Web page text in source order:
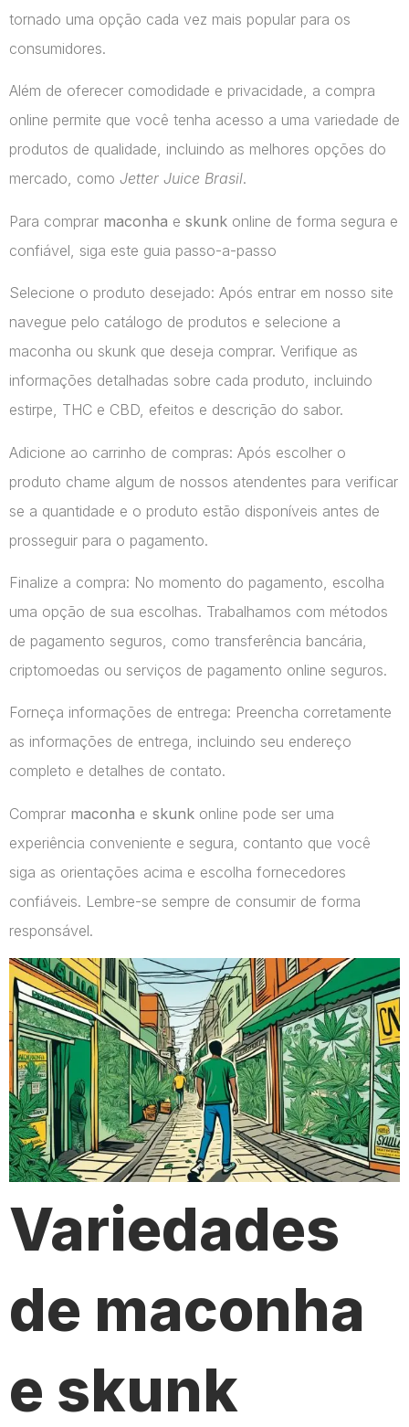
tornado uma opção cada vez mais popular para os
consumidores.
Além de oferecer comodidade e privacidade, a compra
online permite que você tenha acesso a uma variedade de
produtos de qualidade, incluindo as melhores opções do
mercado, como Jetter Juice Brasil.
Para comprar maconha e skunk online de forma segura e
confiável, siga este guia passo-a-passo
Selecione o produto desejado: Após entrar em nosso site
navegue pelo catálogo de produtos e selecione a
maconha ou skunk que deseja comprar. Verifique as
informações detalhadas sobre cada produto, incluindo
estirpe, THC e CBD, efeitos e descrição do sabor.
Adicione ao carrinho de compras: Após escolher o
produto chame algum de nossos atendentes para verificar
se a quantidade e o produto estão disponíveis antes de
prosseguir para o pagamento.
Finalize a compra: No momento do pagamento, escolha
uma opção de sua escolhas. Trabalhamos com métodos
de pagamento seguros, como transferência bancária,
criptomoedas ou serviços de pagamento online seguros.
Forneça informações de entrega: Preencha corretamente
as informações de entrega, incluindo seu endereço
completo e detalhes de contato.
Comprar maconha e skunk online pode ser uma
experiência conveniente e segura, contanto que você
siga as orientações acima e escolha fornecedores
confiáveis. Lembre-se sempre de consumir de forma
responsável.
Variedades
de maconha
e skunk